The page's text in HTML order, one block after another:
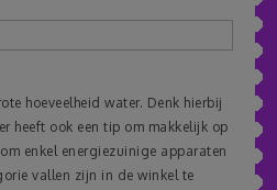
hoeveelheid water. Denk hierbij
heeft ook een tip om makkelijk op
enkel energiezuinige apparaten
vallen zijn in de winkel te